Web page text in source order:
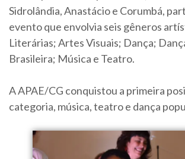
Sidrolândia, Anastácio e Corumbá,
evento que envolvia seis gêneros
Literárias; Artes Visuais; Dança;
Brasileira; Música e Teatro.
A APAE/CG conquistou a primeira
categoria, música, teatro e dança